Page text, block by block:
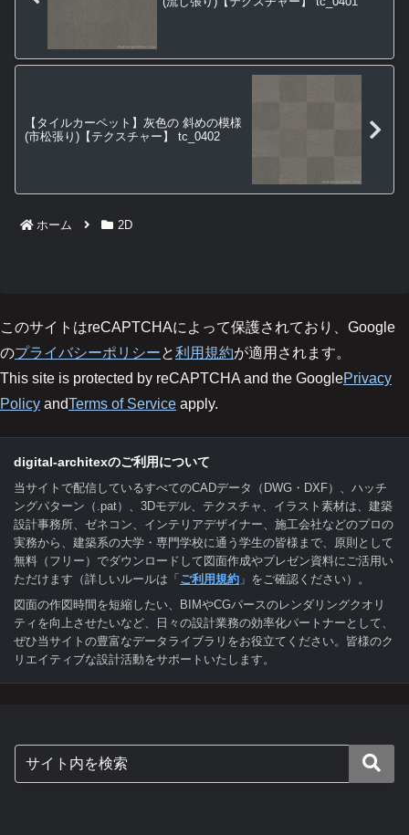
【タイルカーペット】灰色の 斜めの模様
(市松張り)【テクスチャー】 tc_0402
ホーム 2D
このサイトはreCAPTCHAによって保護されており、Google
のプライバシーポリシーと利用規約が適用されます。
This site is protected by reCAPTCHA and the GooglePrivacy
Policy andTerms of Service apply.
digital-architexのご利用について
当サイトで配信しているすべてのCADデータ（DWG・DXF）、ハッチ
ングパターン（.pat）、3Dモデル、テクスチャ、イラスト素材は、建築
設計事務所、ゼネコン、インテリアデザイナー、施工会社などのプロの
実務から、建築系の大学・専門学校に通う学生の皆様まで、原則として
無料（フリー）でダウンロードして図面作成やプレゼン資料にご活用い
ただけます（詳しいルールは「 ご利用規約 」をご確認ください）。
図面の作図時間を短縮したい、BIMやCGパースのレンダリングクオリ
ティを向上させたいなど、日々の設計業務の効率化パートナーとして、
ぜひ当サイトの豊富なデータライブラリをお役立てください。皆様のク
リエイティブな設計活動をサポートいたします。